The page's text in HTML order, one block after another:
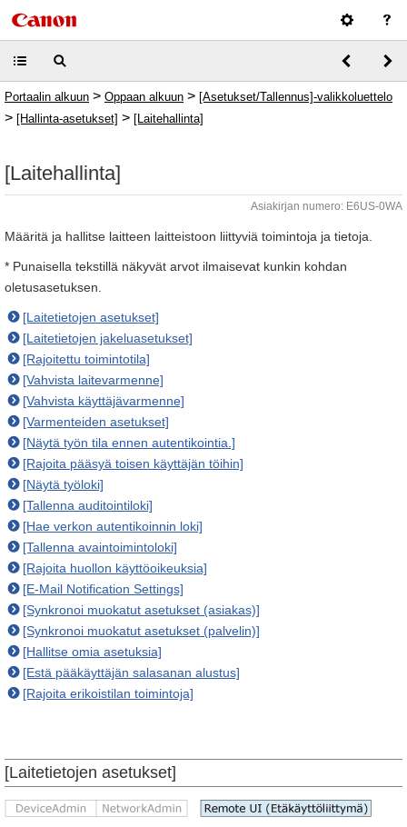
Portaalin alkuun > Oppaan alkuun > [Asetukset/Tallennus]-valikkoluettelo
> [Hallinta-asetukset] > [Laitehallinta]
[Laitehallinta]
Asiakirjan numero: E6US-0WA
Määritä ja hallitse laitteen laitteistoon liittyviä toimintoja ja tietoja.
* Punaisella tekstillä näkyvät arvot ilmaisevat kunkin kohdan
oletusasetuksen.
[Laitetietojen asetukset]
[Laitetietojen jakeluasetukset]
[Rajoitettu toimintotila]
[Vahvista laitevarmenne]
[Vahvista käyttäjävarmenne]
[Varmenteiden asetukset]
[Näytä työn tila ennen autentikointia.]
[Rajoita pääsyä toisen käyttäjän töihin]
[Näytä työloki]
[Tallenna auditointiloki]
[Hae verkon autentikoinnin loki]
[Tallenna avaintoimintoloki]
[Rajoita huollon käyttöoikeuksia]
[E-Mail Notification Settings]
[Synkronoi muokatut asetukset (asiakas)]
[Synkronoi muokatut asetukset (palvelin)]
[Hallitse omia asetuksia]
[Estä pääkäyttäjän salasanan alustus]
[Rajoita erikoistilan toimintoja]
[Laitetietojen asetukset]